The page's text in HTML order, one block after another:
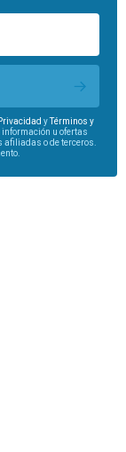
yTérminos y
u ofertas
afiliadas o de terceros.